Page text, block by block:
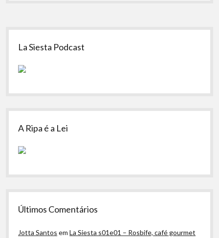
Sidebar
La Siesta Podcast
A Ripa é a Lei
Últimos Comentários
Jotta Santos emLa Siesta s01e01 – Rosbife, café gourmet